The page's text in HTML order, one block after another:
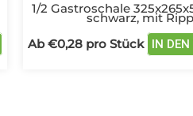
1/2 Gastroschale
schwarz, mit
Ab€0,28 pro Stück IN DEN